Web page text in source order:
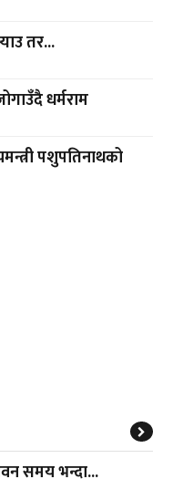
तर...
धर्मराम
पशुपतिनाथको
समय भन्दा...